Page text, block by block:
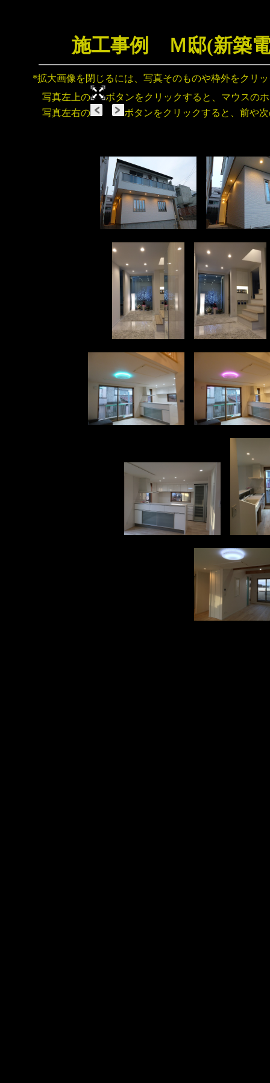
施工事例 Ｍ邸(新築
*拡大画像を閉じるには、写真そのものや枠外をクリ
写真左上の
ボタンをクリックすると、マウスの
写真左右の
ボタンをクリックすると、前や